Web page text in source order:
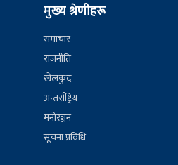
मुख्य श्रेणीहरू
समाचार
राजनीति
खेलकुद
अन्तर्राष्ट्रिय
मनोरञ्जन
सूचना प्रविधि